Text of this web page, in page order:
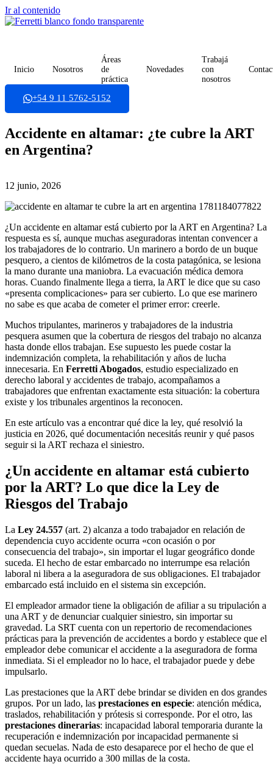
Ir al contenido
Inicio Nosotros
Áreas
de
práctica
Novedades
Trabajá
con
nosotros
+54 9 11 5762-5152
Accidente en altamar: ¿te cubre la ART
en Argentina?
12 junio, 2026
¿Un accidente en altamar está cubierto por la ART en Argentina? La
respuesta es sí, aunque muchas aseguradoras intentan convencer a
los trabajadores de lo contrario. Un marinero a bordo de un buque
pesquero, a cientos de kilómetros de la costa patagónica, se lesiona
la mano durante una maniobra. La evacuación médica demora
horas. Cuando finalmente llega a tierra, la ART le dice que su caso
«presenta complicaciones» para ser cubierto. Lo que ese marinero
no sabe es que acaba de cometer el primer error: creerle.
Muchos tripulantes, marineros y trabajadores de la industria
pesquera asumen que la cobertura de riesgos del trabajo no alcanza
hasta donde ellos trabajan. Ese supuesto les puede costar la
indemnización completa, la rehabilitación y años de lucha
innecesaria. En Ferretti Abogados, estudio especializado en
derecho laboral y accidentes de trabajo, acompañamos a
trabajadores que enfrentan exactamente esta situación: la cobertura
existe y los tribunales argentinos la reconocen.
En este artículo vas a encontrar qué dice la ley, qué resolvió la
justicia en 2026, qué documentación necesitás reunir y qué pasos
seguir si la ART rechaza el siniestro.
¿Un accidente en altamar está cubierto
por la ART? Lo que dice la Ley de
Riesgos del Trabajo
La Ley 24.557 (art. 2) alcanza a todo trabajador en relación de
dependencia cuyo accidente ocurra «con ocasión o por
consecuencia del trabajo», sin importar el lugar geográfico donde
suceda. El hecho de estar embarcado no interrumpe esa relación
laboral ni libera a la aseguradora de sus obligaciones. El trabajador
embarcado está incluido en el sistema sin excepción.
El empleador armador tiene la obligación de afiliar a su tripulación a
una ART y de denunciar cualquier siniestro, sin importar su
gravedad. La SRT cuenta con un repertorio de recomendaciones
prácticas para la prevención de accidentes a bordo y establece que el
empleador debe comunicar el accidente a la aseguradora de forma
inmediata. Si el empleador no lo hace, el trabajador puede y debe
impulsarlo.
Las prestaciones que la ART debe brindar se dividen en dos grandes
grupos. Por un lado, las prestaciones en especie: atención médica,
traslados, rehabilitación y prótesis si corresponde. Por el otro, las
prestaciones dinerarias: incapacidad laboral temporaria durante la
recuperación e indemnización por incapacidad permanente si
quedan secuelas. Nada de esto desaparece por el hecho de que el
accidente haya ocurrido a 300 millas de la costa.